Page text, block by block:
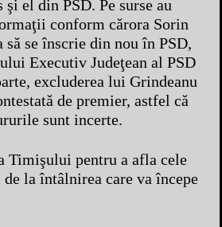
el din PSD. Pe surse au
conform cărora Sorin
să se înscrie din nou în PSD,
Executiv Judeţean al PSD
excluderea lui Grindeanu
de premier, astfel că
sunt incerte.
Timişului pentru a afla cele
la întâlnirea care va începe